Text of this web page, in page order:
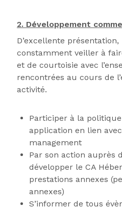
2. Développement
D’excellente
constamment veiller à
et de courtoisie avec
rencontrées au cours de
activité.
Participer à la
application en lien
management
Par son action auprès
développer le CA
prestations annexes
annexes)
S’informer de tous